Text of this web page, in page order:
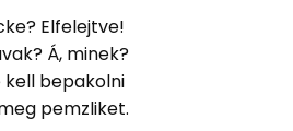
Elfelejtve!
Á, minek?
kell bepakolni
pemzliket.